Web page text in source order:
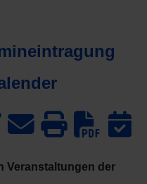
Veranstaltungen der